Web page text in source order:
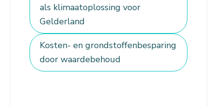
als klimaatoplossing voor
Gelderland
Kosten- en grondstoffenbesparing
door waardebehoud